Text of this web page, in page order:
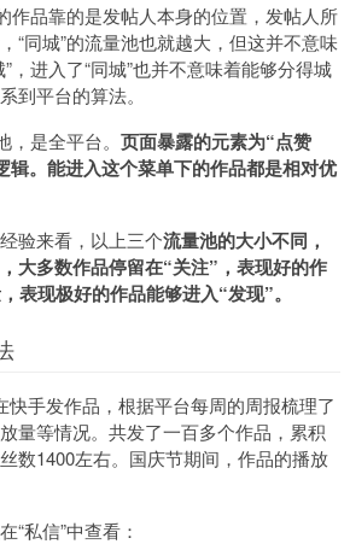
作品靠的是发帖人本身的位置，发帖人所
“同城”的流量池也就越大，但这并不意味
，进入了“同城”也并不意味着能够分得城
到平台的算法。
，是全平台。 页面暴露的元素为“点赞
。 能进入这个菜单下的作品都是相对优
验来看，以上三个流量池的大小不同，
大多数作品停留在“关注”，表现好的作
表现极好的作品能够进入“发现”。
快手发作品，根据平台每周的周报梳理了
量等情况。共发了一百多个作品，累积
数1400左右。国庆节期间，作品的播放
“私信”中查看：